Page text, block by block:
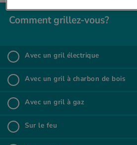
Com­ment grillez-vous?
Avec un gril élec­trique
Avec un gril à char­bon de bois
Avec un gril à gaz
Sur le feu
%
%